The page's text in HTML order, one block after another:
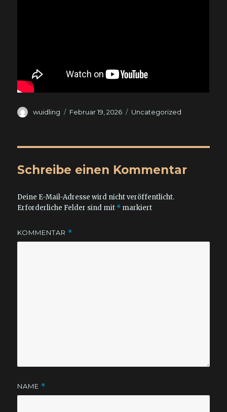
Autor
wuidling
Veröffentlicht
Februar 19, 2026 Kategorien
Uncategorized
Schreibe einen Kommentar
Deine E-Mail-Adresse wird nicht veröffentlicht.
Erforderliche Felder sind mit * markiert
KOMMENTAR *
NAME *